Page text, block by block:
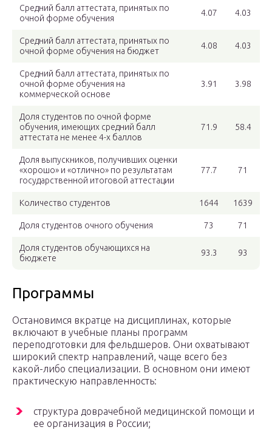
Средний балл аттестата, принятых по
очной форме обучения
4.07 4.03
Средний балл аттестата, принятых по
очной форме обучения на бюджет
4.08 4.03
Средний балл аттестата, принятых по
очной форме обучения на
коммерческой основе
3.91 3.98
Доля студентов по очной форме
обучения, имеющих средний балл
аттестата не менее 4-х баллов
71.9 58.4
Доля выпускников, получивших оценки
«хорошо» и «отлично» по результатам
государственной итоговой аттестации
77.7 71
Количество студентов 1644 1639
Доля студентов очного обучения 73 71
Доля студентов обучающихся на
бюджете
93.3 93
Программы
Остановимся вкратце на дисциплинах, которые
включают в учебные планы программ
переподготовки для фельдшеров. Они охватывают
широкий спектр направлений, чаще всего без
какой-либо специализации. В основном они имеют
практическую направленность:
структура доврачебной медицинской помощи и
ее организация в России;